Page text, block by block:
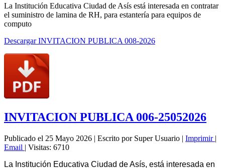
La Institución Educativa Ciudad de Asís está interesada en contratar
el suministro de lamina de RH, para estantería para equipos de
computo
Descargar INVITACION PUBLICA 008-2026
INVITACION PUBLICA 006-25052026
Publicado el 25 Mayo 2026 | Escrito por Super Usuario | Imprimir |
Email | Visitas: 6710
La Institución Educativa Ciudad de Asís, está interesada en